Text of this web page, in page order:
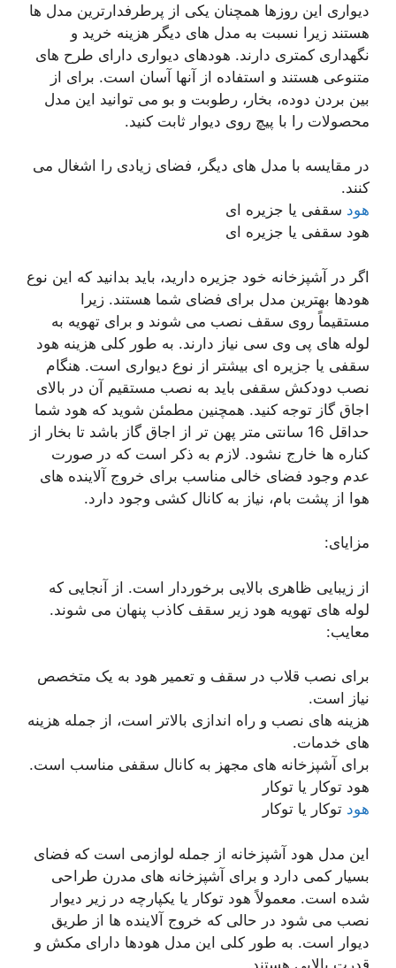
دیواری این روزها همچنان یکی از پرطرفدارترین مدل ها
هستند زیرا نسبت به مدل های دیگر هزینه خرید و
نگهداری کمتری دارند. هودهای دیواری دارای طرح های
متنوعی هستند و استفاده از آنها آسان است. برای از
بین بردن دوده، بخار، رطوبت و بو می توانید این مدل
محصولات را با پیچ روی دیوار ثابت کنید.
در مقایسه با مدل های دیگر، فضای زیادی را اشغال می
کنند.
هود سقفی یا جزیره ای
هود سقفی یا جزیره ای
اگر در آشپزخانه خود جزیره دارید، باید بدانید که این نوع
هودها بهترین مدل برای فضای شما هستند. زیرا
مستقیماً روی سقف نصب می شوند و برای تهویه به
لوله های پی وی سی نیاز دارند. به طور کلی هزینه هود
سقفی یا جزیره ای بیشتر از نوع دیواری است. هنگام
نصب دودکش سقفی باید به نصب مستقیم آن در بالای
اجاق گاز توجه کنید. همچنین مطمئن شوید که هود شما
حداقل 16 سانتی متر پهن تر از اجاق گاز باشد تا بخار از
کناره ها خارج نشود. لازم به ذکر است که در صورت
عدم وجود فضای خالی مناسب برای خروج آلاینده های
هوا از پشت بام، نیاز به کانال کشی وجود دارد.
مزایای:
از زیبایی ظاهری بالایی برخوردار است. از آنجایی که
لوله های تهویه هود زیر سقف کاذب پنهان می شوند.
معایب:
برای نصب قلاب در سقف و تعمیر هود به یک متخصص
نیاز است.
هزینه های نصب و راه اندازی بالاتر است، از جمله هزینه
های خدمات.
برای آشپزخانه های مجهز به کانال سقفی مناسب است.
هود توکار یا توکار
هود توکار یا توکار
این مدل هود آشپزخانه از جمله لوازمی است که فضای
بسیار کمی دارد و برای آشپزخانه های مدرن طراحی
شده است. معمولاً هود توکار یا یکپارچه در زیر دیوار
نصب می شود در حالی که خروج آلاینده ها از طریق
دیوار است. به طور کلی این مدل هودها دارای مکش و
قدرت بالایی هستند.